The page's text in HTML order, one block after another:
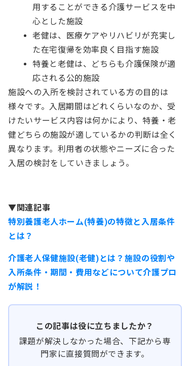
用することができる介護サービスを中
心とした施設
老健は、医療ケアやリハビリが充実し
た在宅復帰を効率良く目指す施設
特養と老健は、どちらも介護保険が適
応される公的施設
施設への入所を検討されている方の目的は
様々です。入居期間はどれくらいなのか、受
けたいサービス内容は何かにより、特養・老
健どちらの施設が適しているかの判断は全く
異なります。利用者の状態やニーズに合った
入居の検討をしていきましょう。
▼関連記事
特別養護老人ホーム(特養)の特徴と入居条件
とは？
介護老人保健施設(老健)とは？施設の役割や
入所条件・期間・費用などについて介護プロ
が解説！
この記事は役に立ちましたか？
課題が解決しなかった場合、下記から専
門家に直接質問ができます。